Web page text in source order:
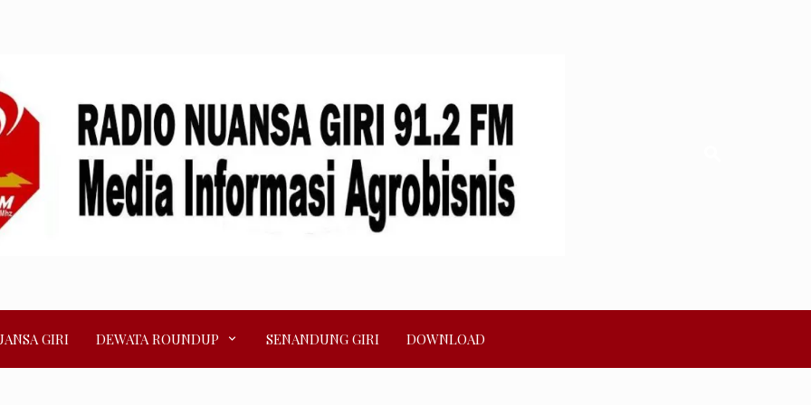
GIRI DEWATA ROUNDUP SENANDUNG GIRI DOWNLOAD